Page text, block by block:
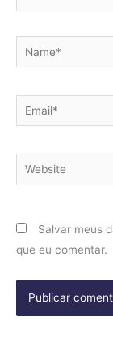
Name*
Email*
Website
Salvar meus
que eu comentar.